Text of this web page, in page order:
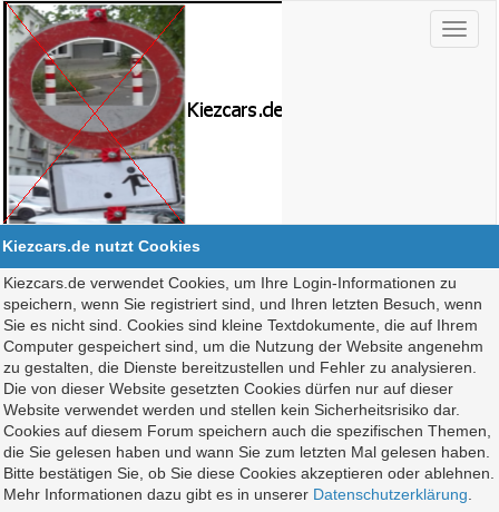
Kiezcars.de nutzt Cookies
Kiezcars.de verwendet Cookies, um Ihre Login-Informationen zu
speichern, wenn Sie registriert sind, und Ihren letzten Besuch, wenn
Sie es nicht sind. Cookies sind kleine Textdokumente, die auf Ihrem
Computer gespeichert sind, um die Nutzung der Website angenehm
zu gestalten, die Dienste bereitzustellen und Fehler zu analysieren.
Die von dieser Website gesetzten Cookies dürfen nur auf dieser
Website verwendet werden und stellen kein Sicherheitsrisiko dar.
Cookies auf diesem Forum speichern auch die spezifischen Themen,
die Sie gelesen haben und wann Sie zum letzten Mal gelesen haben.
Bitte bestätigen Sie, ob Sie diese Cookies akzeptieren oder ablehnen.
Mehr Informationen dazu gibt es in unserer Datenschutzerklärung